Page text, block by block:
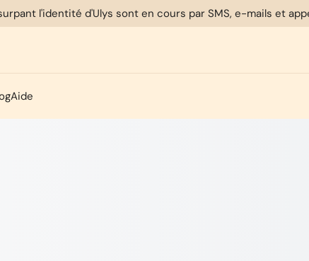
l'identité d'Ulys sont en cours par SMS, e-mails et
Aide